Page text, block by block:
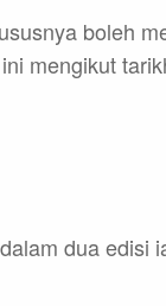
boleh
mengikut
dua edisi